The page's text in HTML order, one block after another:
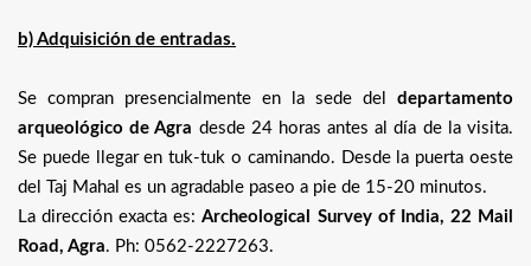
b) Adquisición de entradas.
Se compran presencialmente en la sede del departamento
arqueológico de Agra desde 24 horas antes al día de la visita.
Se puede llegar en tuk-tuk o caminando. Desde la puerta oeste
del Taj Mahal es un agradable paseo a pie de 15-20 minutos.
La dirección exacta es:Archeological Survey of India, 22 Mail
Road, Agra. Ph: 0562-2227263.